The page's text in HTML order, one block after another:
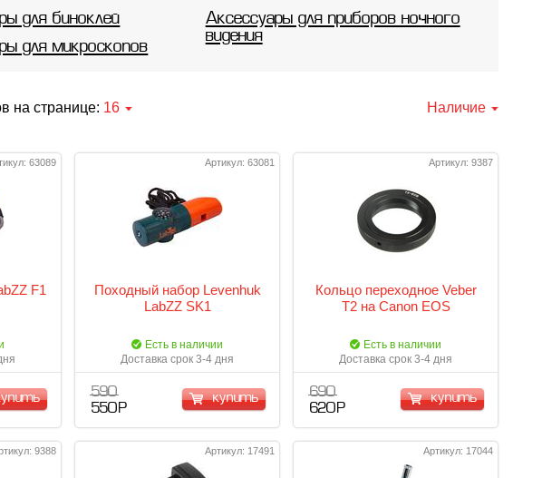
для биноклей
Аксессуары для приборов ночного
видения
для микроскопов
на странице: 16 Наличие
63089
F1
Артикул: 63081
Походный набор Levenhuk
LabZZ SK1
Есть в наличии
Доставка срок 3-4 дня
590
550 Р
купить
Артикул: 9387
Кольцо переходное Veber
T2 на Canon EOS
Есть в наличии
Доставка срок 3-4 дня
690
620 Р
купить
9388 Артикул: 17491 Артикул: 17044